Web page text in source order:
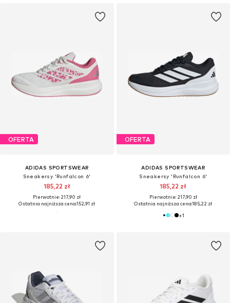
OFERTA
ADIDAS SPORTSWEAR
Sneakersy 'Runfalcon 6'
185,22 zł
Pierwotnie: 217,90 zł
Ostatnia najniższa cena:152,91 zł
OFERTA
ADIDAS SPORTSWEAR
Sneakersy 'Runfalcon 6'
185,22 zł
Pierwotnie: 217,90 zł
Ostatnia najniższa cena:185,22 zł
+1